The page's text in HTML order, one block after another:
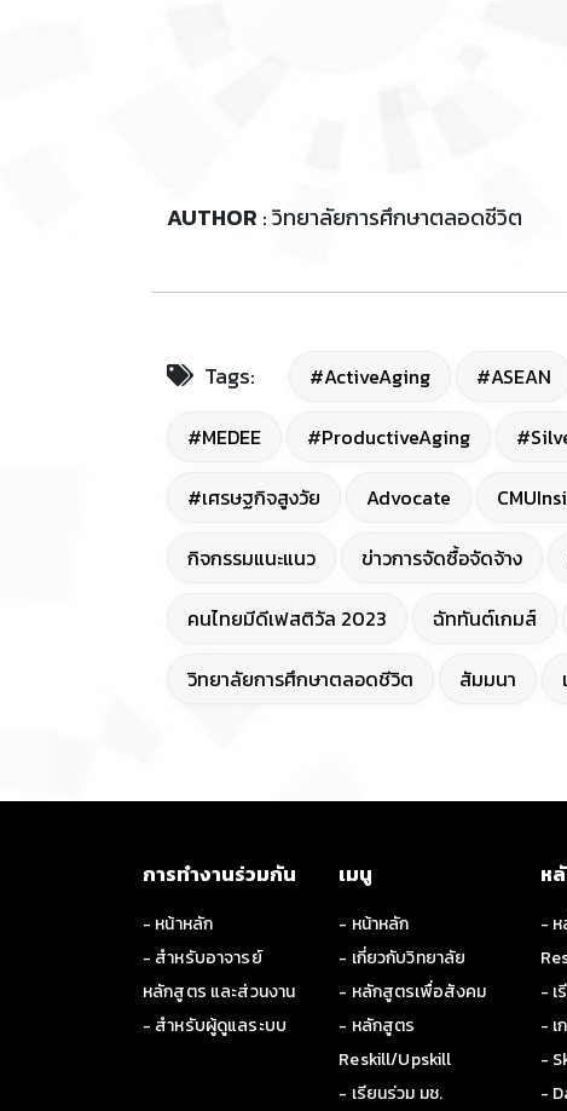
AUTHOR : วิทยาลัยการศึกษาตลอดชีวิต
Tags: #ActiveAging #ASEAN
#MEDEE #ProductiveAging
#เศรษฐกิจสูงวัย Advocate
กิจกรรมแนะแนว ข่าวการจัดซื้อจัดจ้าง
คนไทยมีดีเฟสติวัล 2023 ฉัททันต์เกมส์
วิทยาลัยการศึกษาตลอดชีวิต สัมมนา
การทำงานร่วมกัน
- หน้าหลัก
- สำหรับอาจารย์
หลักสูตร และส่วนงาน
- สำหรับผู้ดูแลระบบ
เมนู
- หน้าหลัก
- เกี่ยวกับวิทยาลัย
- หลักสูตรเพื่อสังคม
- หลักสูตร
Reskill/Upskill
- เรียนร่วม มช.
ห
-
- เ
-
-
-